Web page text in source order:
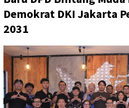
Demokrat DKI Jakarta
2031